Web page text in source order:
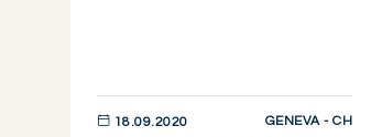
18.09.2020 GENEVA - CH